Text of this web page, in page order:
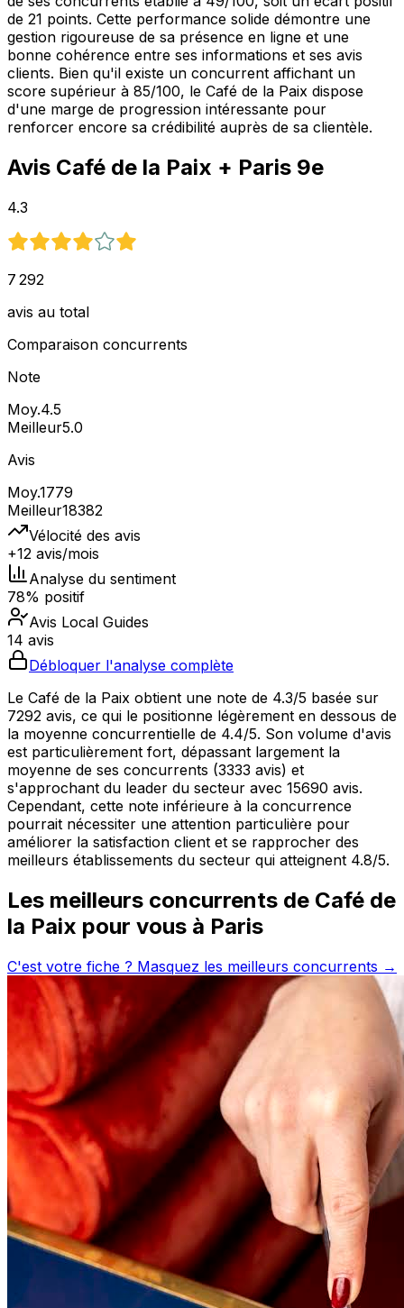
de 21 points. Cette performance solide démontre une
gestion rigoureuse de sa présence en ligne et une
bonne cohérence entre ses informations et ses avis
clients. Bien qu'il existe un concurrent affichant un
score supérieur à 85/100, le Café de la Paix dispose
d'une marge de progression intéressante pour
renforcer encore sa crédibilité auprès de sa clientèle.
Avis Café de la Paix + Paris 9e
4.3
7 292
avis au total
Comparaison concurrents
Note
Moy.4.5
Meilleur5.0
Avis
Moy.1779
Meilleur18382
Vélocité des avis
+12 avis/mois
Analyse du sentiment
78% positif
Avis Local Guides
14 avis
Débloquer l'analyse complète
Le Café de la Paix obtient une note de 4.3/5 basée sur
7292 avis, ce qui le positionne légèrement en dessous de
la moyenne concurrentielle de 4.4/5. Son volume d'avis
est particulièrement fort, dépassant largement la
moyenne de ses concurrents (3333 avis) et
s'approchant du leader du secteur avec 15690 avis.
Cependant, cette note inférieure à la concurrence
pourrait nécessiter une attention particulière pour
améliorer la satisfaction client et se rapprocher des
meilleurs établissements du secteur qui atteignent 4.8/5.
Les meilleurs concurrents de Café de
la Paix pour vous à Paris
C'est votre fiche ? Masquez les meilleurs concurrents →